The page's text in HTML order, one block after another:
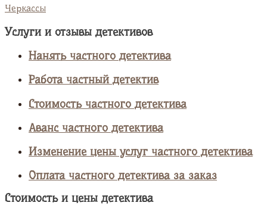
Черкассы
Услуги и отзывы детективов
Нанять частного детектива
Работа частный детектив
Стоимость частного детектива
Аванс частного детектива
Изменение цены услуг частного детектива
Оплата частного детектива за заказ
Стоимость и цены детектива